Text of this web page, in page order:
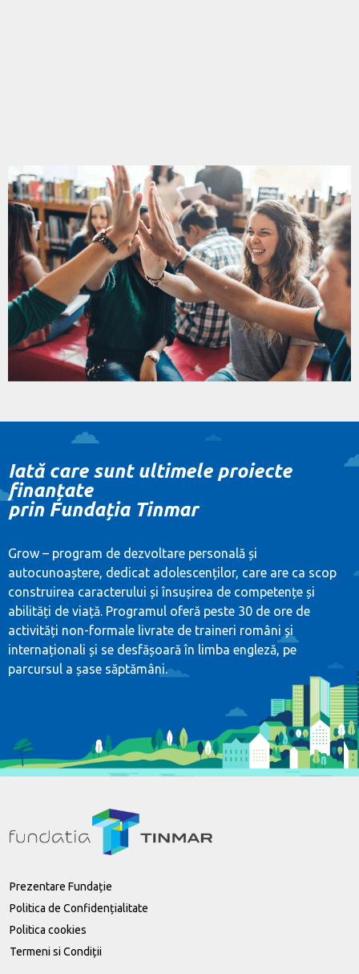
Iată care sunt ultimele proiecte
finanțate
prin Fundația Tinmar
Grow – program de dezvoltare personală și
autocunoaștere, dedicat adolescenților, care are ca scop
construirea caracterului și însușirea de competențe și
abilități de viață. Programul oferă peste 30 de ore de
activități non-formale livrate de traineri români și
internaționali și se desfășoară în limba engleză, pe
parcursul a șase săptămâni.
Prezentare Fundație
Politica de Confidențialitate
Politica cookies
Termeni si Condiții